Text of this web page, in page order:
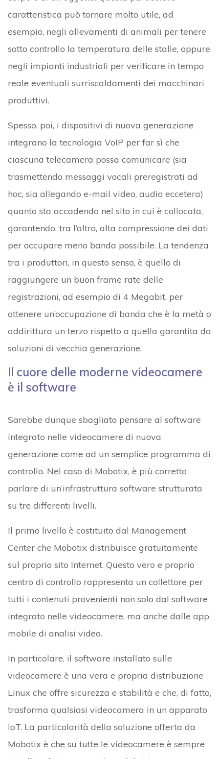
caratteristica può tornare molto utile, ad
esempio, negli allevamenti di animali per tenere
sotto controllo la temperatura delle stalle, oppure
negli impianti industriali per verificare in tempo
reale eventuali surriscaldamenti dei macchinari
produttivi.
Spesso, poi, i dispositivi di nuova generazione
integrano la tecnologia VoIP per far sì che
ciascuna telecamera possa comunicare (sia
trasmettendo messaggi vocali preregistrati ad
hoc, sia allegando e-mail video, audio eccetera)
quanto sta accadendo nel sito in cui è collocata,
garantendo, tra l’altro, alta compressione dei dati
per occupare meno banda possibile. La tendenza
tra i produttori, in questo senso, è quello di
raggiungere un buon frame rate delle
registrazioni, ad esempio di 4 Megabit, per
ottenere un’occupazione di banda che è la metà o
addirittura un terzo rispetto a quella garantita da
soluzioni di vecchia generazione.
Il cuore delle moderne videocamere
è il software
Sarebbe dunque sbagliato pensare al software
integrato nelle videocamere di nuova
generazione come ad un semplice programma di
controllo. Nel caso di Mobotix, è più corretto
parlare di un’infrastruttura software strutturata
su tre differenti livelli.
Il primo livello è costituito dal Management
Center che Mobotix distribuisce gratuitamente
sul proprio sito Internet. Questo vero e proprio
centro di controllo rappresenta un collettore per
tutti i contenuti provenienti non solo dal software
integrato nelle videocamere, ma anche dalle app
mobile di analisi video.
In particolare, il software installato sulle
videocamere è una vera e propria distribuzione
Linux che offre sicurezza e stabilità e che, di fatto,
trasforma qualsiasi videocamera in un apparato
IoT. La particolarità della soluzione offerta da
Mobotix è che su tutte le videocamere è sempre